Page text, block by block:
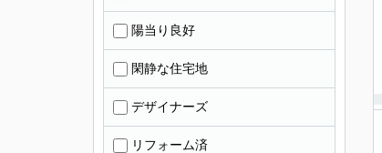
陽当り良好
閑静な住宅地
デザイナーズ
リフォーム済